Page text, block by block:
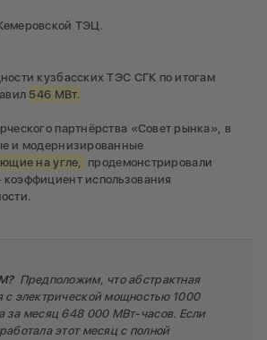
ТЭЦ.
кузбасских ТЭС СГК по итогам
546 МВт.
партнёрства «Совет рынка», в
и модернизированные
на угле, продемонстрировали
использования
Предположим, что абстрактная
с электрической мощностью 1000
за месяц 648 000 МВт-часов. Если
этот месяц с полной